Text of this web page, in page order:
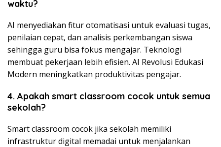
waktu?
AI menyediakan fitur otomatisasi untuk evaluasi tugas,
penilaian cepat, dan analisis perkembangan siswa
sehingga guru bisa fokus mengajar. Teknologi
membuat pekerjaan lebih efisien. AI Revolusi Edukasi
Modern meningkatkan produktivitas pengajar.
4. Apakah smart classroom cocok untuk semua
sekolah?
Smart classroom cocok jika sekolah memiliki
infrastruktur digital memadai untuk menjalankan